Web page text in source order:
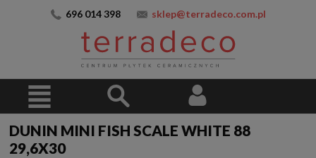
696 014 398 sklep@terradeco.com.pl
DUNIN MINI FISH SCALE WHITE 88
29,6X30